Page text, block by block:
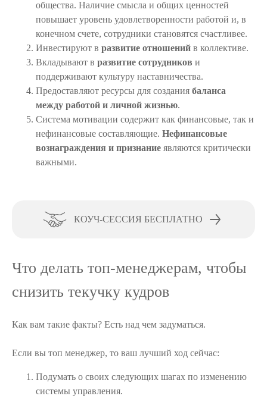
общества. Наличие смысла и общих ценностей
повышает уровень удовлетворенности работой и, в
конечном счете, сотрудники становятся счастливее.
Инвестируют в развитие отношений в коллективе.
Вкладывают в развитие сотрудников и
поддерживают культуру наставничества.
Предоставляют ресурсы для создания баланса
между работой и личной жизнью.
Система мотивации содержит как финансовые, так и
нефинансовые составляющие. Нефинансовые
вознаграждения и признание являются критически
важными.
КОУЧ-СЕССИЯ БЕСПЛАТНО
Что делать топ-менеджерам, чтобы
снизить текучку кудров
Как вам такие факты? Есть над чем задуматься.
Если вы топ менеджер, то ваш лучший ход сейчас:
Подумать о своих следующих шагах по изменению
системы управления.